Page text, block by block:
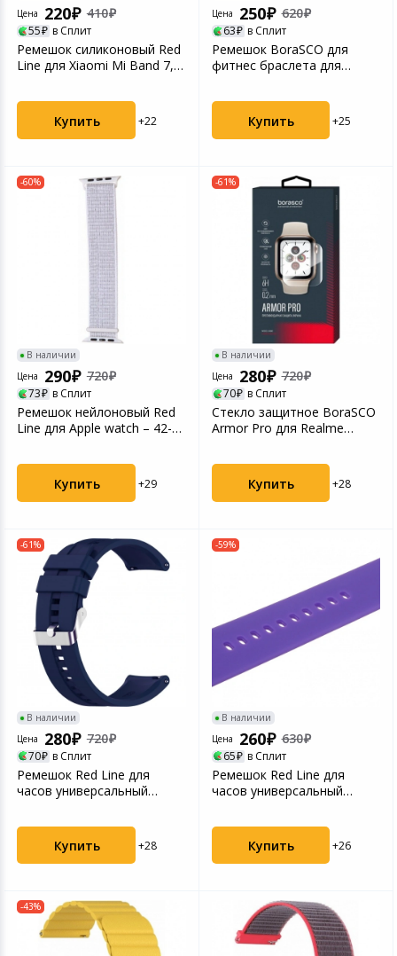
Цена
220 410
55 в Сплит
Ремешок силиконовый Red
Line для Xiaomi Mi Band 7,
Купить +22
Цена
250 620
63 в Сплит
Ремешок BoraSCO для
фитнес браслета для
Купить +25
-60%
В наличии
Цена
290 720
73 в Сплит
Ремешок нейлоновый Red
Line для Apple watch – 42-
Купить +29
-61%
В наличии
Цена
280 720
70 в Сплит
Стекло защитное BoraSCO
Armor Pro для Realme
Купить +28
-61%
В наличии
Цена
280 720
70 в Сплит
Ремешок Red Line для
часов универсальный
Купить +28
-59%
В наличии
Цена
260 630
65 в Сплит
Ремешок Red Line для
часов универсальный
Купить +26
-43%